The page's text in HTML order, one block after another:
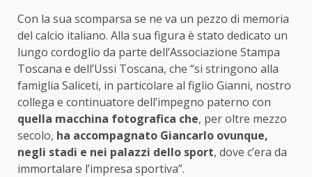
Con la sua scomparsa se ne va un pezzo di memoria
del calcio italiano. Alla sua figura è stato dedicato un
lungo cordoglio da parte dell’Associazione Stampa
Toscana e dell’Ussi Toscana, che “si stringono alla
famiglia Saliceti, in particolare al figlio Gianni, nostro
collega e continuatore dell’impegno paterno con
quella macchina fotografica che, per oltre mezzo
secolo, ha accompagnato Giancarlo ovunque,
negli stadi e nei palazzi dello sport, dove c’era da
immortalare l’impresa sportiva”.